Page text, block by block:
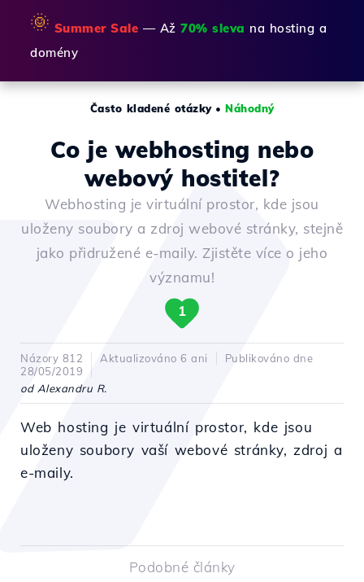
🌞 Summer Sale — Až 70% sleva na hosting a
domény
Často kladené otázky• Náhodný
Co je webhosting nebo
webový hostitel?
Webhosting je virtuální prostor, kde jsou
uloženy soubory a zdroj webové stránky, stejně
jako přidružené e-maily. Zjistěte více o jeho
významu!
1
Názory 812 Aktualizováno 6 ani
Publikováno dne
28/05/2019
od Alexandru R.
Web hosting je virtuální prostor, kde jsou
uloženy soubory vaší webové stránky, zdroj a
e-maily.
Podobné články